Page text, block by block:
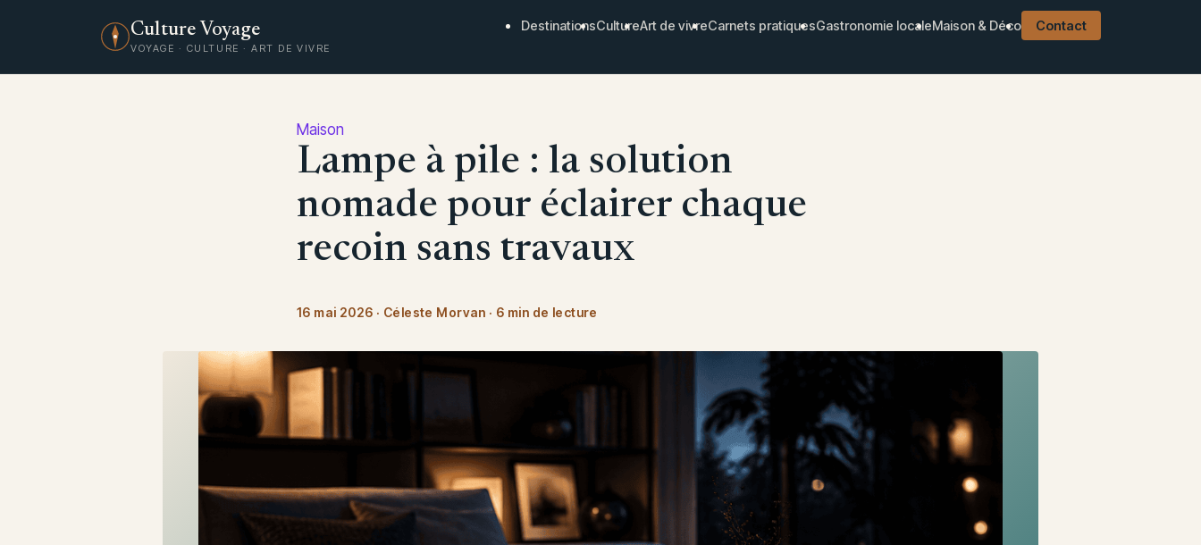
Culture Voyage
VOYAGE · CULTURE · ART DE VIVRE
DestinationsCultureArt de vivreCarnets pratiquesGastronomie localeMaison & Déco Contact
Maison
Lampe à pile : la solution
nomade pour éclairer chaque
recoin sans travaux
16 mai 2026 · Céleste Morvan · 6 min de lecture